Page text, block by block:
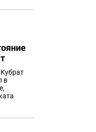
в